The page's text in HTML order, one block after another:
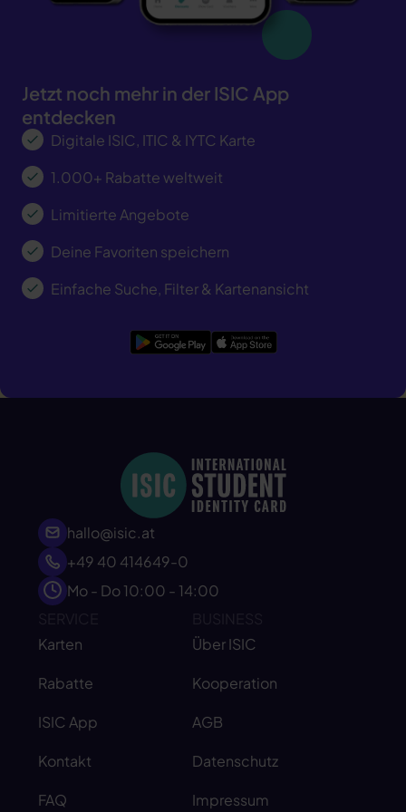
gefälschter Screenshot vorgezeigt werden kann.
Das ISIC Hologramm: Zeigt den bekannten ISIC-
Globus und flimmert in wechselnden Farben über
die Karte.
die virtuelle Karte im Hintergrund
Jetzt noch mehr in der ISIC App
entdecken
Digitale ISIC, ITIC & IYTC Karte
1.000+ Rabatte weltweit
Limitierte Angebote
Deine Favoriten speichern
Einfache Suche, Filter & Kartenansicht
Google PlayApp Store
hallo@isic.at
+49 40 414649-0
Mo - Do 10:00 - 14:00
Karten
Rabatte
ISIC App
Kontakt
FAQ
Über ISIC
Kooperation
AGB
Datenschutz
Impressum